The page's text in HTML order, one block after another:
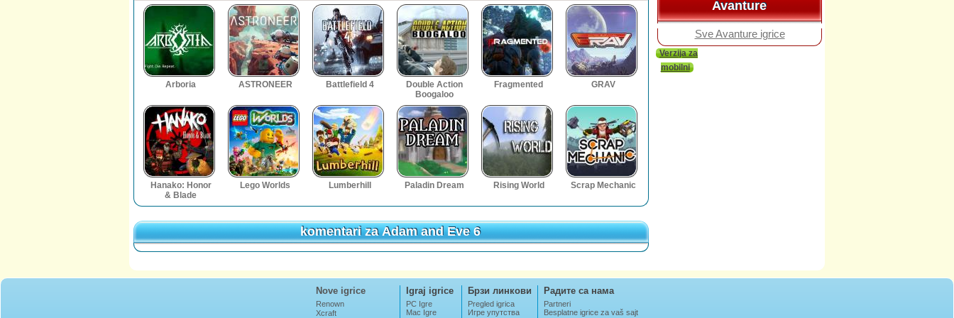
Arboria ASTRONEER Battlefield 4
Double Action
Boogaloo
Fragmented GRAV
Hanako: Honor
& Blade
Lego Worlds Lumberhill Paladin Dream Rising World Scrap Mechanic
Avanture
Avanture
Sve Avanture igrice
komentari za Adam and Eve 6
komentari za Adam and Eve 6
Verzija za
mobilni
Nove igrice
Renown
Xcraft
Igraj igrice
PC Igre
Mac Igre
Брзи линкови
Pregled igrica
Игре упутства
Радите са нама
Partneri
Besplatne igrice za vaš sajt